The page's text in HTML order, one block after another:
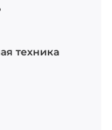
техника